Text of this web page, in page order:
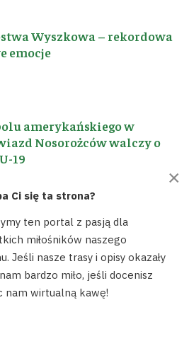
Wyszkowa – rekordowa
emocje
amerykańskiego w
Nosorożców walczy o
19
z której można wyjść
radnych
🚲Trasy i
Wypożyczalnie
kajaków
🍽️ Baza
gastronomiczna
cookies, aby ułatwić Ci korzystanie z
treści do Twoich potrzeb oraz w
określić warunki przechowywania
×
Ci się ta strona?
ten portal z pasją dla
miłośników naszego
Jeśli nasze trasy i opisy okazały
bardzo miło, jeśli docenisz
nam wirtualną kawę!